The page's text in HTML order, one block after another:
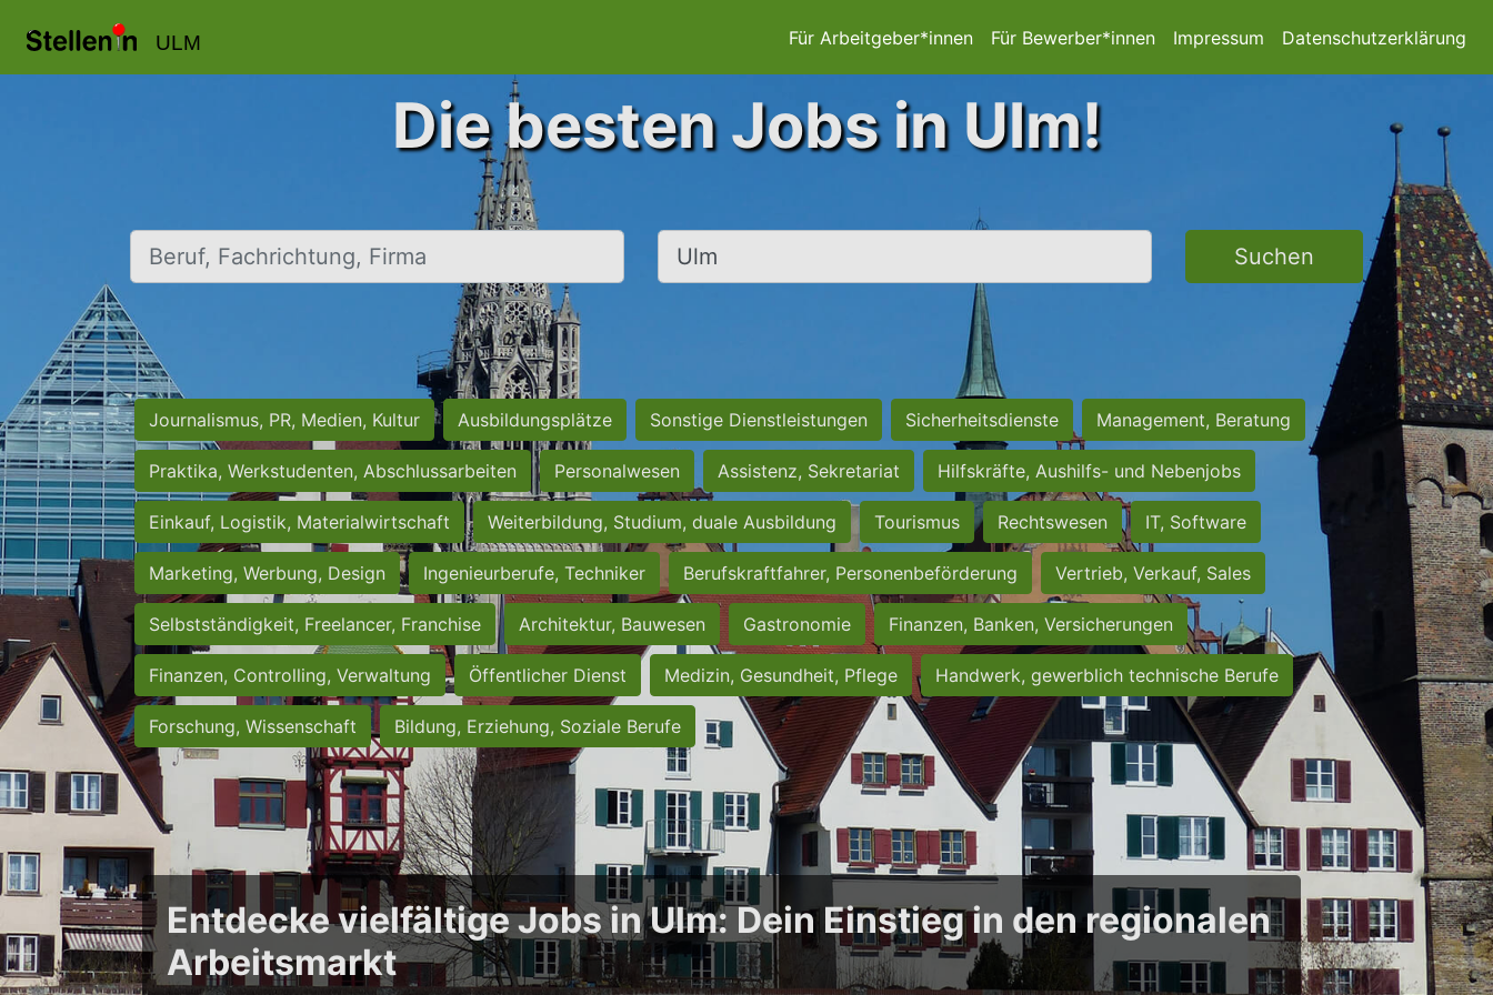
ULM Für Arbeitgeber*innen Für Bewerber*innen Impressum Datenschutzerklärung
Die besten Jobs in Ulm!
Beruf, Fachrichtung, Firma Ort, Stadt Suchen
Journalismus, PR, Medien, Kultur Ausbildungsplätze Sonstige Dienstleistungen Sicherheitsdienste Management, Beratung
Praktika, Werkstudenten, Abschlussarbeiten Personalwesen Assistenz, Sekretariat Hilfskräfte, Aushilfs- und Nebenjobs
Einkauf, Logistik, Materialwirtschaft Weiterbildung, Studium, duale Ausbildung Tourismus Rechtswesen IT, Software
Marketing, Werbung, Design Ingenieurberufe, Techniker Berufskraftfahrer, Personenbeförderung Vertrieb, Verkauf, Sales
Selbstständigkeit, Freelancer, Franchise Architektur, Bauwesen Gastronomie Finanzen, Banken, Versicherungen
Finanzen, Controlling, Verwaltung Öffentlicher Dienst Medizin, Gesundheit, Pflege Handwerk, gewerblich technische Berufe
Forschung, Wissenschaft Bildung, Erziehung, Soziale Berufe
Entdecke vielfältige Jobs in Ulm: Dein Einstieg in den regionalen
Arbeitsmarkt